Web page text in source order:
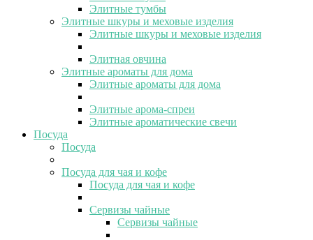
Элитные тумбы
Элитные шкуры и меховые изделия
Элитные шкуры и меховые изделия
Элитная овчина
Элитные ароматы для дома
Элитные ароматы для дома
Элитные арома-спреи
Элитные ароматические свечи
Посуда
Посуда
Посуда для чая и кофе
Посуда для чая и кофе
Сервизы чайные
Сервизы чайные